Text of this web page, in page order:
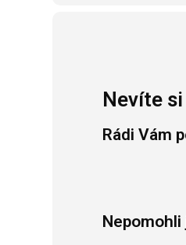
Nevíte
Rádi Vám